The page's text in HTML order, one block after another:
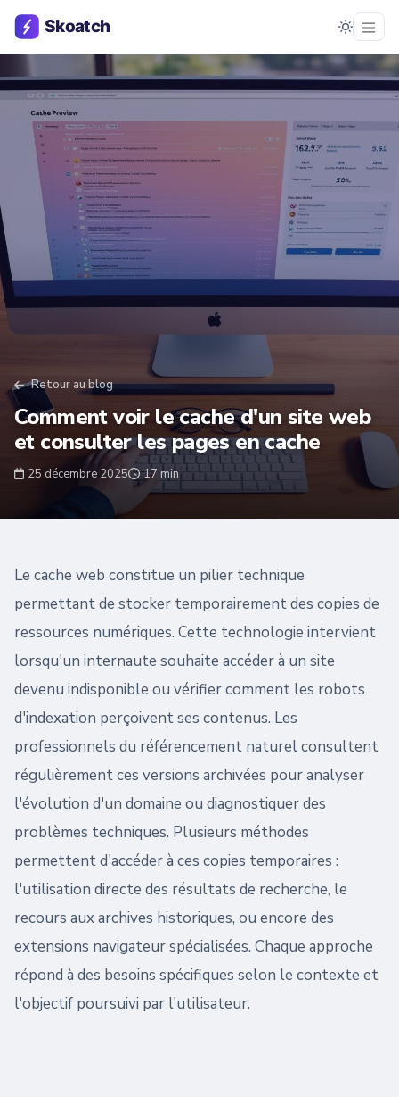
Retour au blog
Comment voir le cache d'un site web
et consulter les pages en cache
25 décembre 2025 17 min
Le cache web constitue un pilier technique
permettant de stocker temporairement des copies de
ressources numériques. Cette technologie intervient
lorsqu'un internaute souhaite accéder à un site
devenu indisponible ou vérifier comment les robots
d'indexation perçoivent ses contenus. Les
professionnels du référencement naturel consultent
régulièrement ces versions archivées pour analyser
l'évolution d'un domaine ou diagnostiquer des
problèmes techniques. Plusieurs méthodes
permettent d'accéder à ces copies temporaires :
l'utilisation directe des résultats de recherche, le
recours aux archives historiques, ou encore des
extensions navigateur spécialisées. Chaque approche
répond à des besoins spécifiques selon le contexte et
l'objectif poursuivi par l'utilisateur.